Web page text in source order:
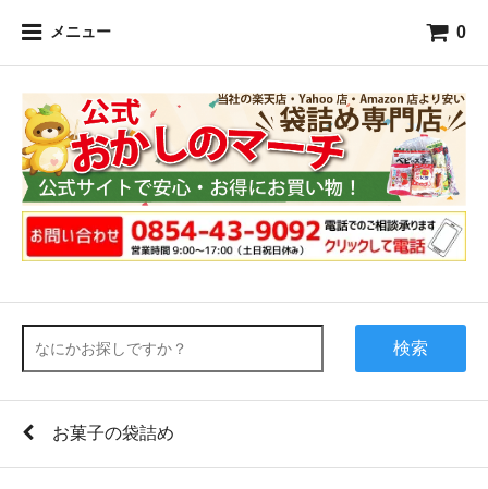
メニュー 0
検索
お菓子の袋詰め